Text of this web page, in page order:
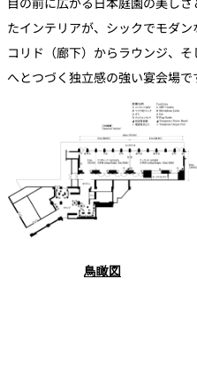
バー
バー カプリ
タワー・カ
ェ
トレーダーヴ
ィックス 東京
ボートハウス
バー
ルームサービス
ルームサービ
たインテリアが、シックでモダ
コリド（廊下）からラウンジ、
へとつづく独立感の強い宴会場で
鳥瞰図